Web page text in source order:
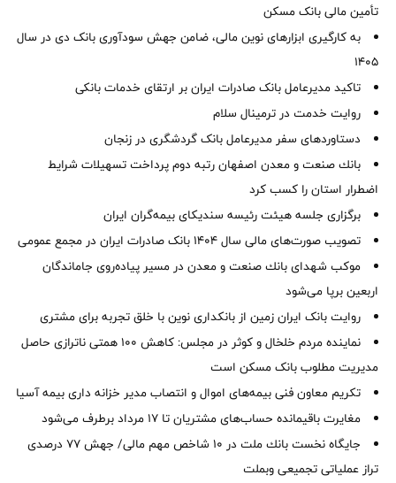
تأمین مالی بانک مسکن
به کارگیری ابزارهای نوین مالی، ضامن جهش سودآوری بانک دی در سال
1405
تاکید مدیرعامل بانک صادرات ایران بر ارتقای خدمات بانکی
روایت خدمت در ترمینال سلام
دستاوردهای سفر مدیرعامل بانک گردشگری در زنجان
بانك صنعت و معدن اصفهان رتبه دوم پرداخت تسهیلات شرایط
اضطرار استان را كسب كرد
برگزاری جلسه هیئت رئیسه سندیکای بیمه‌گران ایران
تصویب صورت‌های مالی سال ۱۴۰۴ بانک صادرات ایران در مجمع عمومی
موكب شهدای بانك صنعت و معدن در مسیر پیاده‌روی جاماندگان
اربعین برپا می‌شود
روایت بانک ایران زمین از بانکداری نوین با خلق تجربه برای مشتری
نماینده مردم خلخال و کوثر در مجلس: کاهش ۱۰۰ همتی ناترازی حاصل
مدیریت مطلوب بانک مسکن است
تکریم معاون فنی بیمه‌های اموال و انتصاب مدیر خزانه داری بیمه آسیا
مغایرت‌ باقیمانده حساب‌های مشتریان تا ۱۷ مرداد برطرف می‌شود
جایگاه نخست بانك ملت در 10 شاخص مهم مالی/ جهش 77 درصدی
تراز عملیاتی تجمیعی وبملت